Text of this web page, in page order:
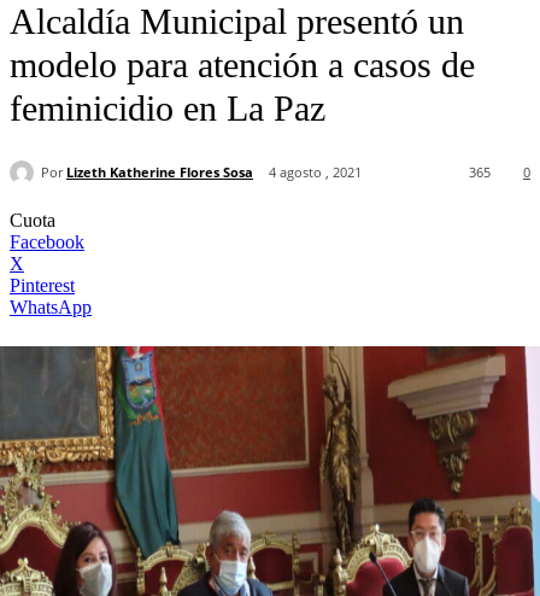
Alcaldía Municipal presentó un
modelo para atención a casos de
feminicidio en La Paz
Por Lizeth Katherine Flores Sosa 4 agosto , 2021 0
365
Cuota
Facebook
X
Pinterest
WhatsApp